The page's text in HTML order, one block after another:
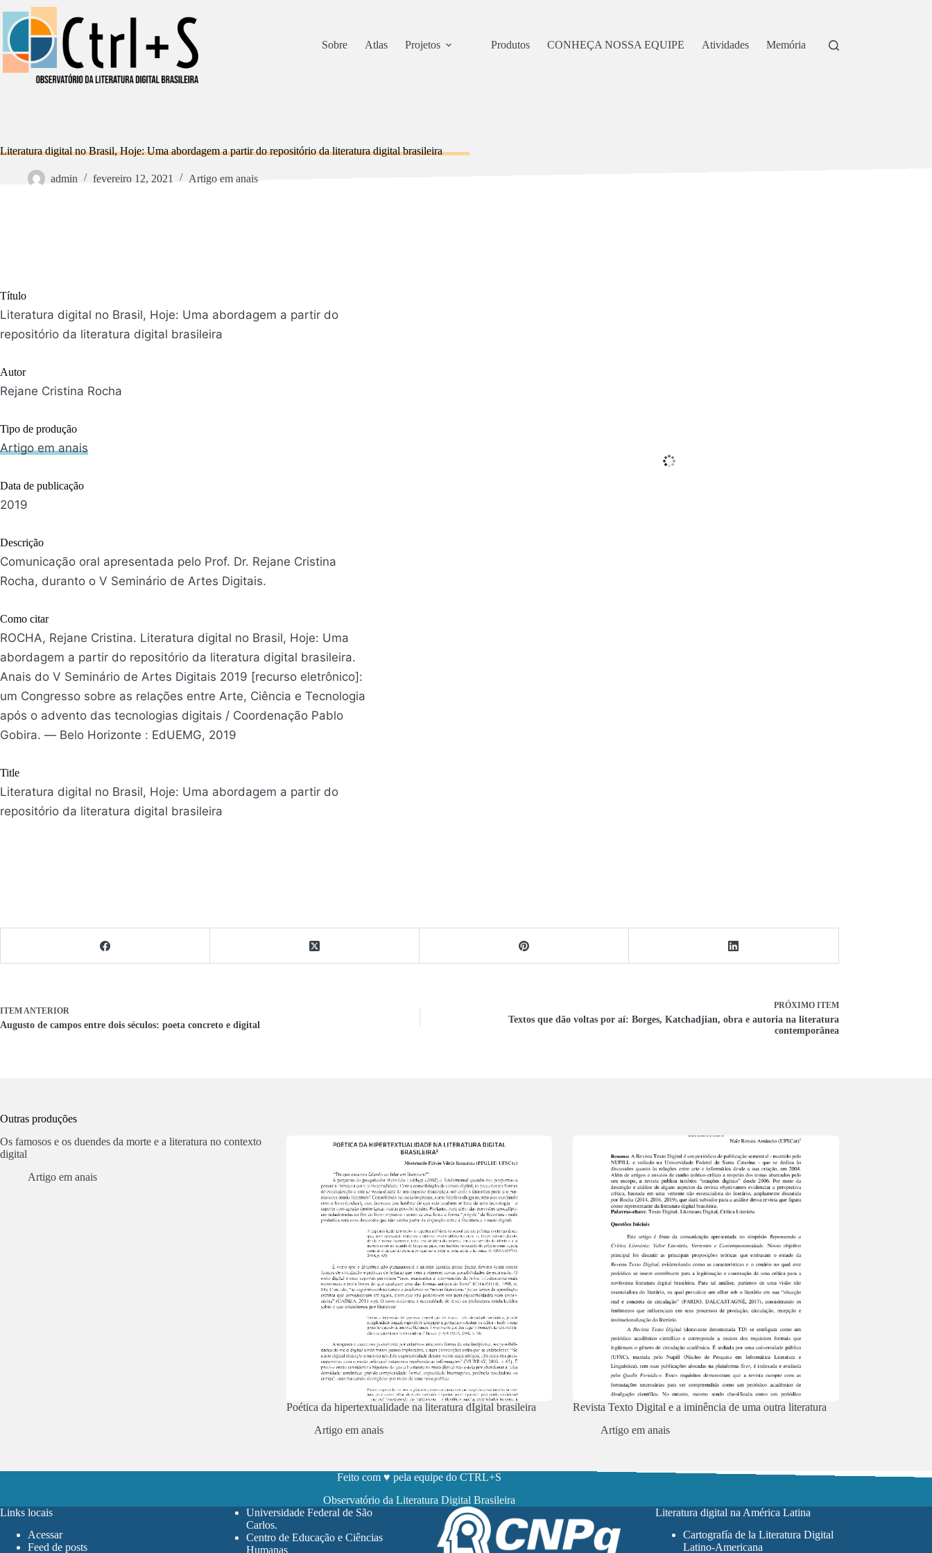
para
conteúdo
Sobre Atlas Projetos Produtos CONHEÇA NOSSA EQUIPE Atividades Memória
Literatura digital no Brasil, Hoje: Uma abordagem a partir do repositório da literatura digital brasileira
admin fevereiro 12, 2021 Artigo em anais
Título
Literatura digital no Brasil, Hoje: Uma abordagem a partir do
repositório da literatura digital brasileira
Autor
Rejane Cristina Rocha
Tipo de produção
Artigo em anais
Data de publicação
2019
Descrição
Comunicação oral apresentada pelo Prof. Dr. Rejane Cristina
Rocha, duranto o V Seminário de Artes Digitais.
Como citar
ROCHA, Rejane Cristina. Literatura digital no Brasil, Hoje: Uma
abordagem a partir do repositório da literatura digital brasileira.
Anais do V Seminário de Artes Digitais 2019 [recurso eletrônico]:
um Congresso sobre as relações entre Arte, Ciência e Tecnologia
após o advento das tecnologias digitais / Coordenação Pablo
Gobira. — Belo Horizonte : EdUEMG, 2019
Title
Literatura digital no Brasil, Hoje: Uma abordagem a partir do
repositório da literatura digital brasileira
ITEM ANTERIOR
Augusto de campos entre dois séculos: poeta concreto e digital
PRÓXIMO ITEM
Textos que dão voltas por aí: Borges, Katchadjian, obra e autoria na literatura
contemporânea
Outras produções
Os famosos e os duendes da morte e a literatura no contexto
digital
Artigo em anais
Poética da hipertextualidade na literatura dIgital brasileira
Artigo em anais
Revista Texto Digital e a iminência de uma outra literatura
Artigo em anais
Feito com ♥ pela equipe do CTRL+S
Observatório da Literatura Digital Brasileira
Links locais
Acessar
Feed de posts
Universidade Federal de São
Carlos.
Centro de Educação e Ciências
Humanas
Literatura digital na América Latina
Cartografía de la Literatura Digital
Latino-Americana